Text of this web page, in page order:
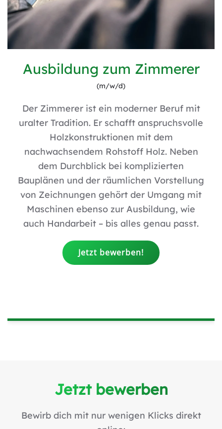
Ausbildung zum Zimmerer
(m/w/d)
Der Zimmerer ist ein moderner Beruf mit
uralter Tradition. Er schafft anspruchsvolle
Holzkonstruktionen mit dem
nachwachsendem Rohstoff Holz. Neben
dem Durchblick bei komplizierten
Bauplänen und der räumlichen Vorstellung
von Zeichnungen gehört der Umgang mit
Maschinen ebenso zur Ausbildung, wie
auch Handarbeit – bis alles genau passt.
Jetzt bewerben!
Jetzt bewerben
Bewirb dich mit nur wenigen Klicks direkt